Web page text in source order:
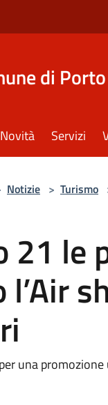
di
Novità Servizi
Notizie > Turismo
21 le
una